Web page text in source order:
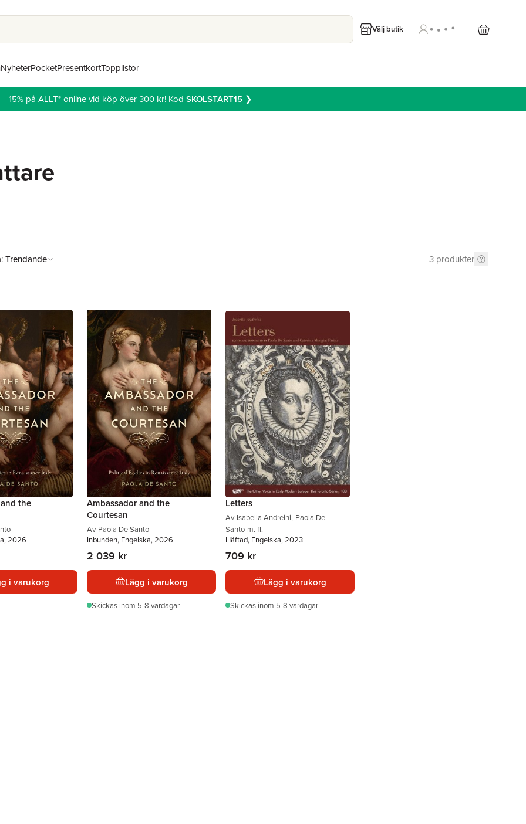
Välj butik
NyheterPocketPresentkortTopplistor
15% på ALLT* online vid köp över 300 kr! Kod SKOLSTART15❯
Trendande 3 produkter
the
2026
i varukorg
Ambassador and the
Courtesan
Av Paola De Santo
Inbunden, Engelska, 2026
2 039 kr
Lägg i varukorg
Skickas inom 5-8 vardagar
Letters
Av Isabella Andreini, Paola De
Santo m. fl.
Häftad, Engelska, 2023
709 kr
Lägg i varukorg
Skickas inom 5-8 vardagar